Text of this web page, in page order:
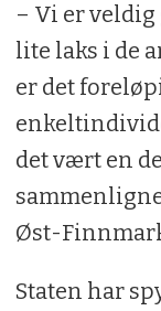
– Vi er veldig
lite laks i de
er det
det vært en
Øst-
Staten har